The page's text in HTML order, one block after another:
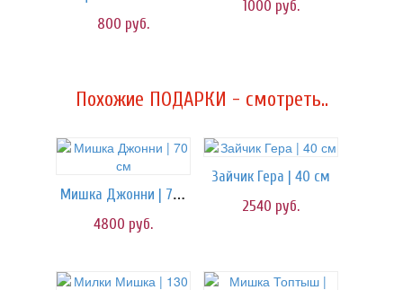
800 руб.
1000 руб.
Похожие ПОДАРКИ - смотреть..
Мишка Джонни | 70 см
4800 руб.
Зайчик Гера | 40 см
2540 руб.